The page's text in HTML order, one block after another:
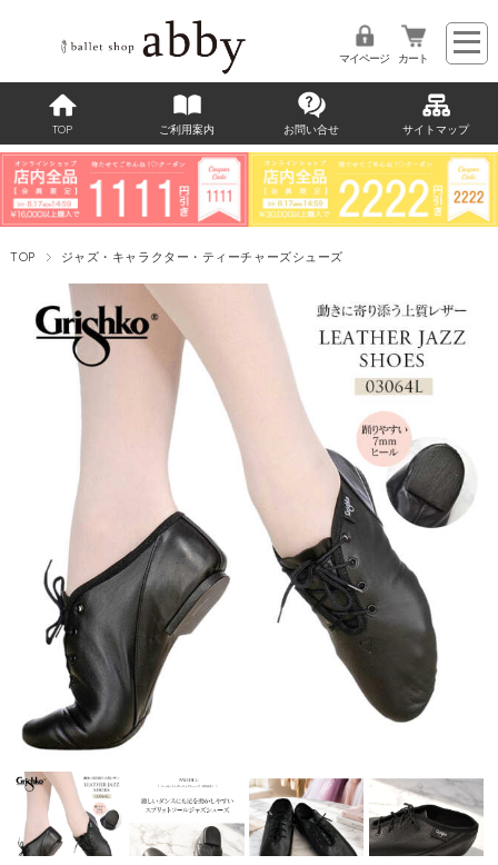
マイページ カート
TOP ご利用案内 お問い合せ サイトマップ
TOP ジャズ・キャラクター・ティーチャーズシューズ